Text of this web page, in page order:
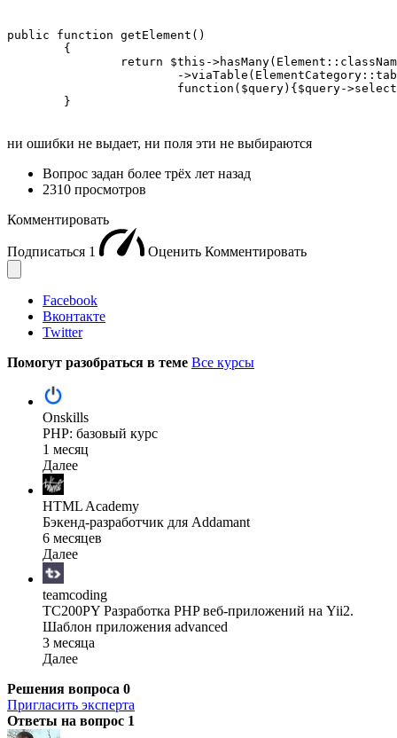
public function getElement()
	}
ни ошибки не выдает, ни поля эти не выбираются
Вопрос задан более трёх лет назад
2310 просмотров
Комментировать
Подписаться 1 Оценить Комментировать
Facebook
Вконтакте
Twitter
Помогут разобраться в теме Все курсы
Onskills
PHP: базовый курс
1 месяц
Далее
HTML Academy
Бэкенд-разработчик для Addamant
6 месяцев
Далее
teamcoding
TC200PY Разработка PHP веб-приложений на Yii2.
Шаблон приложения advanced
3 месяца
Далее
Решения вопроса 0
Пригласить эксперта
Ответы на вопрос 1